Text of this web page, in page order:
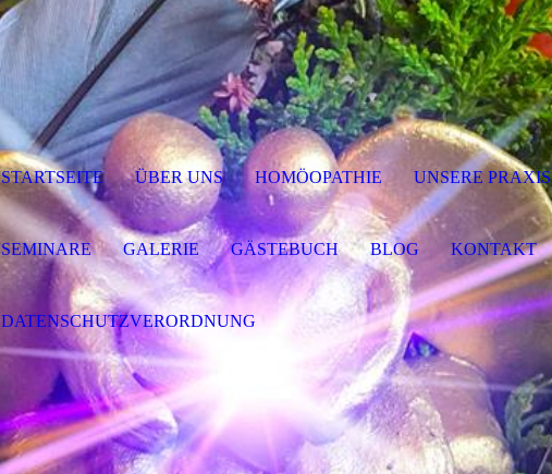
STARTSEITE ÜBER UNS HOMÖOPATHIE UNSERE PRAXIS
SEMINARE GALERIE GÄSTEBUCH BLOG KONTAKT
DATENSCHUTZVERORDNUNG